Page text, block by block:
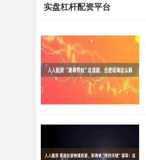
实盘杠杆配资平台